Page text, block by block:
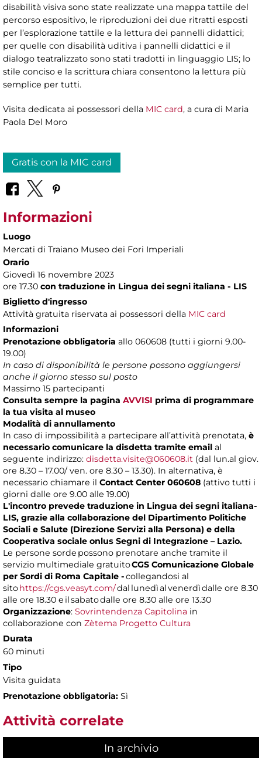
disabilità visiva sono state realizzate una mappa tattile del
percorso espositivo, le riproduzioni dei due ritratti esposti
per l’esplorazione tattile e la lettura dei pannelli didattici;
per quelle con disabilità uditiva i pannelli didattici e il
dialogo teatralizzato sono stati tradotti in linguaggio LIS; lo
stile conciso e la scrittura chiara consentono la lettura più
semplice per tutti.
Visita dedicata ai possessori della MIC card, a cura di Maria
Paola Del Moro
Gratis con la MIC card
Informazioni
Luogo
Mercati di Traiano Museo dei Fori Imperiali
Orario
Giovedì 16 novembre 2023
ore 17.30 con traduzione in Lingua dei segni italiana - LIS
Biglietto d'ingresso
Attività gratuita riservata ai possessori della MIC card
Informazioni
Prenotazione obbligatoria allo 060608 (tutti i giorni 9.00-
19.00)
In caso di disponibilità le persone possono aggiungersi
anche il giorno stesso sul posto
Massimo 15 partecipanti
Consulta sempre la pagina AVVISI prima di programmare
la tua visita al museo
Modalità di annullamento
In caso di impossibilità a partecipare all’attività prenotata, è
necessario comunicare la disdetta tramite email al
seguente indirizzo: disdetta.visite@060608.it (dal lun.al giov.
ore 8.30 – 17.00/ ven. ore 8.30 – 13.30). In alternativa, è
necessario chiamare il Contact Center 060608 (attivo tutti i
giorni dalle ore 9.00 alle 19.00)
L'incontro prevede traduzione in Lingua dei segni italiana-
LIS, grazie alla collaborazione del Dipartimento Politiche
Sociali e Salute (Direzione Servizi alla Persona) e della
Cooperativa sociale onlus Segni di Integrazione – Lazio.
Le persone sorde possono prenotare anche tramite il
servizio multimediale gratuitoCGS Comunicazione Globale
per Sordi di Roma Capitale -collegandosi al
sitohttps://cgs.veasyt.com/dal lunedì al venerdì dalle ore 8.30
alle ore 18.30 e il sabato dalle ore 8.30 alle ore 13.30
Organizzazione: Sovrintendenza Capitolina in
collaborazione con Zètema Progetto Cultura
Durata
60 minuti
Tipo
Visita guidata
Prenotazione obbligatoria: Sì
Attività correlate
In archivio